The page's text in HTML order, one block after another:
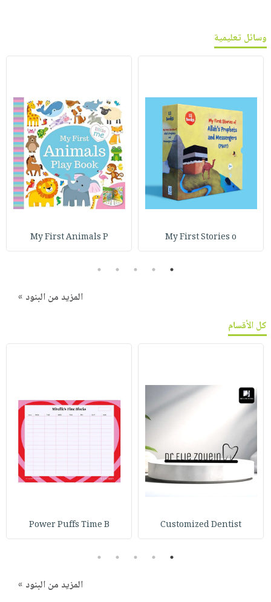
وسائل تعليمية
My First Stories o
My First Animals P
1
2
3
4
5
المزيد من البنود »
كل الأقسام
Customized Dentist
Power Puffs Time B
1
2
3
4
5
المزيد من البنود »